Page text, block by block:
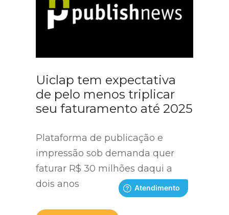
Uiclap tem expectativa
de pelo menos triplicar
seu faturamento até 2025
Plataforma de publicação e
impressão sob demanda quer
faturar R$ 30 milhões daqui a
dois anos